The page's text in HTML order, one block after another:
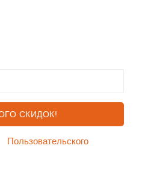
Пользовательского